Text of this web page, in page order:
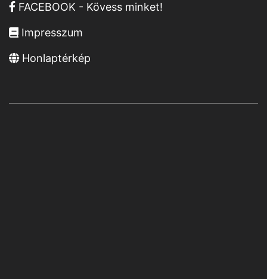
FACEBOOK - Kövess minket!
Impresszum
Honlaptérkép